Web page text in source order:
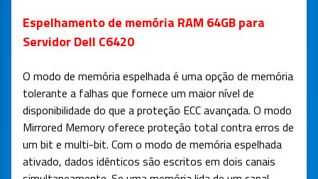
Espelhamento de memória RAM 64GB para
Servidor Dell C6420
O modo de memória espelhada é uma opção de memória
tolerante a falhas que fornece um maior nível de
disponibilidade do que a proteção ECC avançada. O modo
Mirrored Memory oferece proteção total contra erros de
um bit e multi-bit. Com o modo de memória espelhada
ativado, dados idênticos são escritos em dois canais